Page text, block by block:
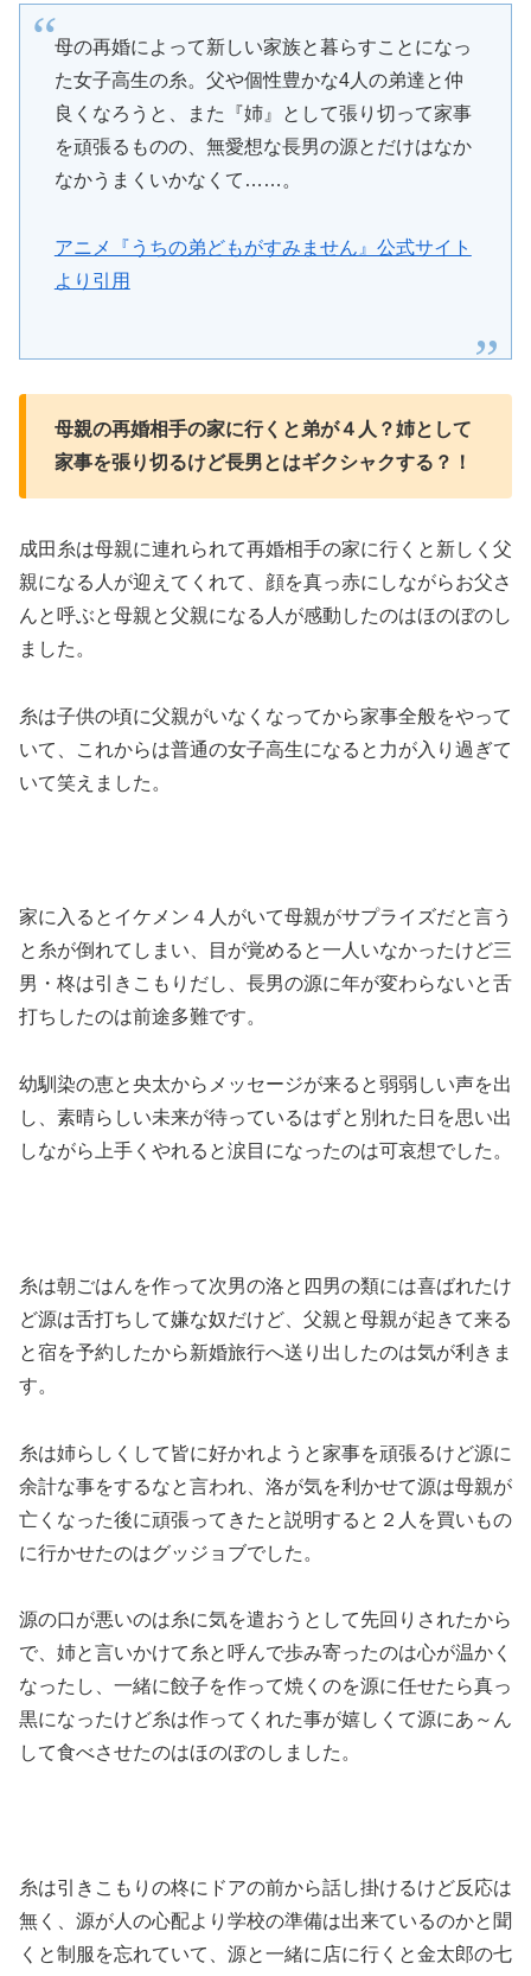
母の再婚によって新しい家族と暮らすことになっ
た女子高生の糸。父や個性豊かな4人の弟達と仲
良くなろうと、また『姉』として張り切って家事
を頑張るものの、無愛想な長男の源とだけはなか
なかうまくいかなくて……。
アニメ『うちの弟どもがすみません』公式サイト
より引用
母親の再婚相手の家に行くと弟が４人？姉として
家事を張り切るけど長男とはギクシャクする？！
成田糸は母親に連れられて再婚相手の家に行くと新しく父
親になる人が迎えてくれて、顔を真っ赤にしながらお父さ
んと呼ぶと母親と父親になる人が感動したのはほのぼのし
ました。
糸は子供の頃に父親がいなくなってから家事全般をやって
いて、これからは普通の女子高生になると力が入り過ぎて
いて笑えました。
家に入るとイケメン４人がいて母親がサプライズだと言う
と糸が倒れてしまい、目が覚めると一人いなかったけど三
男・柊は引きこもりだし、長男の源に年が変わらないと舌
打ちしたのは前途多難です。
幼馴染の恵と央太からメッセージが来ると弱弱しい声を出
し、素晴らしい未来が待っているはずと別れた日を思い出
しながら上手くやれると涙目になったのは可哀想でした。
糸は朝ごはんを作って次男の洛と四男の類には喜ばれたけ
ど源は舌打ちして嫌な奴だけど、父親と母親が起きて来る
と宿を予約したから新婚旅行へ送り出したのは気が利きま
す。
糸は姉らしくして皆に好かれようと家事を頑張るけど源に
余計な事をするなと言われ、洛が気を利かせて源は母親が
亡くなった後に頑張ってきたと説明すると２人を買いもの
に行かせたのはグッジョブでした。
源の口が悪いのは糸に気を遣おうとして先回りされたから
で、姉と言いかけて糸と呼んで歩み寄ったのは心が温かく
なったし、一緒に餃子を作って焼くのを源に任せたら真っ
黒になったけど糸は作ってくれた事が嬉しくて源にあ～ん
して食べさせたのはほのぼのしました。
糸は引きこもりの柊にドアの前から話し掛けるけど反応は
無く、源が人の心配より学校の準備は出来ているのかと聞
くと制服を忘れていて、源と一緒に店に行くと金太郎の七